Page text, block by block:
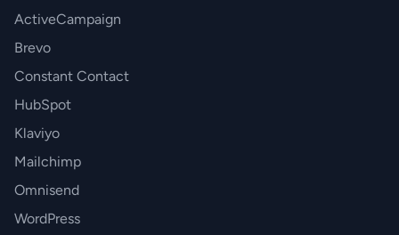
ActiveCampaign
Brevo
Constant Contact
HubSpot
Klaviyo
Mailchimp
Omnisend
WordPress